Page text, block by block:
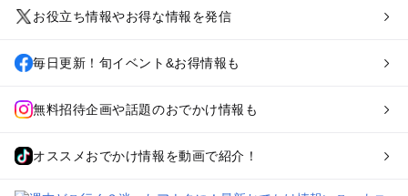
お役立ち情報やお得な情報を発信
毎日更新！旬イベント&お得情報も
無料招待企画や話題のおでかけ情報も
オススメおでかけ情報を動画で紹介！